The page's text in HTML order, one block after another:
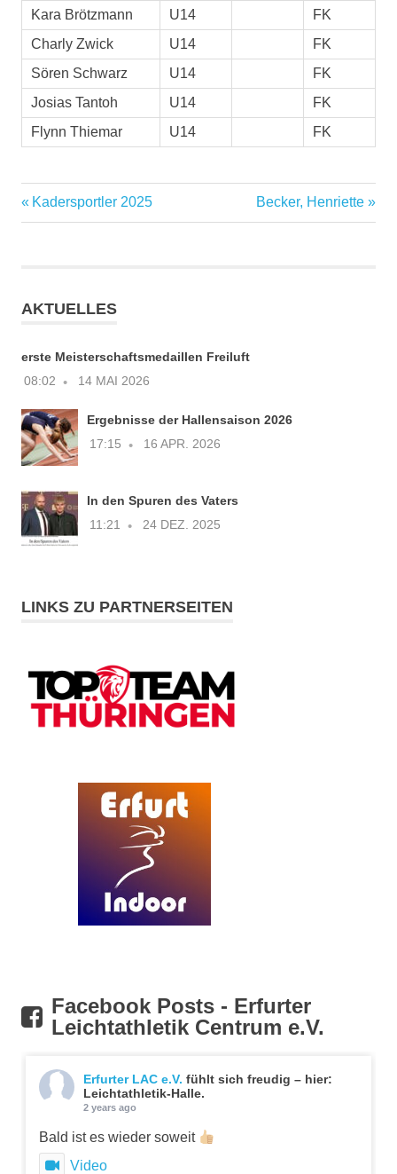
Kara Brötzmann U14
FK
Charly Zwick
U14
FK
Sören Schwarz
U14
FK
Josias Tantoh
U14
FK
Flynn Thiemar
U14 FK
Beitragsnavigation
Vorheriger
Beitrag:
Kadersportler 2025
Nächster
Beitrag:
Becker, Henriette
AKTUELLES
erste Meisterschaftsmedaillen Freiluft
08:02 14 MAI 2026
Ergebnisse der Hallensaison 2026
17:15 16 APR. 2026
In den Spuren des Vaters
11:21 24 DEZ. 2025
LINKS ZU PARTNERSEITEN
Facebook Posts - Erfurter
Leichtathletik Centrum e.V.
Erfurter LAC e.V. fühlt sich freudig – hier:
Leichtathletik-Halle.
2 years ago
Bald ist es wieder soweit
Video